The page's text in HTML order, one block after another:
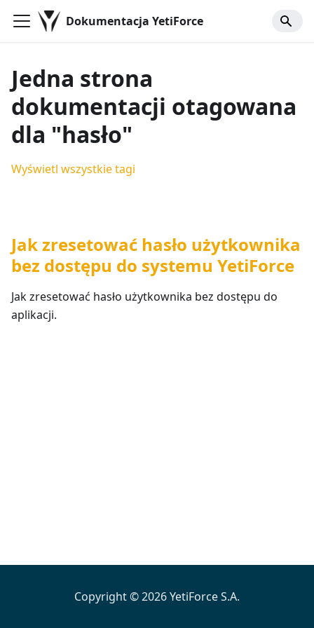
Dokumentacja YetiForce
Jedna strona
dokumentacji otagowana
dla "hasło"
Wyświetl wszystkie tagi
Jak zresetować hasło użytkownika
bez dostępu do systemu YetiForce
Jak zresetować hasło użytkownika bez dostępu do
aplikacji.
Copyright © 2026 YetiForce S.A.